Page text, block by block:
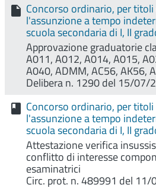
Concorso ordinario, per
l'assunzione a tempo
scuola secondaria di I, II
Approvazione graduatorie
A011, A012, A014, A015,
A040, ADMM, AC56, AK56,
Delibera n. 1290 del 15/07/
Concorso ordinario, per
l'assunzione a tempo
scuola secondaria di I, II
Attestazione verifica
conflitto di interesse
esaminatrici
Circ. prot. n. 489991 del